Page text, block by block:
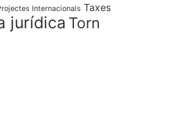
Internacionals Taxes
jurídica Torn